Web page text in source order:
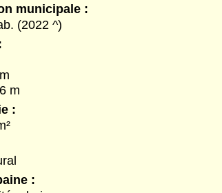
municipale :
(2022 ^)
m
:
: